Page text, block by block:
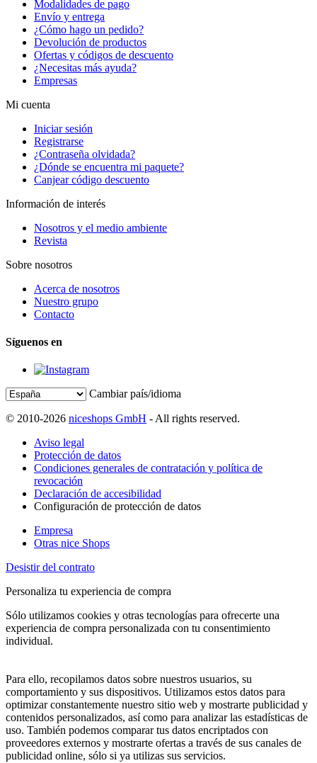
Modalidades de pago
Envío y entrega
¿Cómo hago un pedido?
Devolución de productos
Ofertas y códigos de descuento
¿Necesitas más ayuda?
Empresas
Mi cuenta
Iniciar sesión
Registrarse
¿Contraseña olvidada?
¿Dónde se encuentra mi paquete?
Canjear código descuento
Información de interés
Nosotros y el medio ambiente
Revista
Sobre nosotros
Acerca de nosotros
Nuestro grupo
Contacto
Síguenos en
Cambiar país/idioma
© 2010-2026 niceshops GmbH - All rights reserved.
Aviso legal
Protección de datos
Condiciones generales de contratación y política de
revocación
Declaración de accesibilidad
Configuración de protección de datos
Empresa
Otras nice Shops
Desistir del contrato
Personaliza tu experiencia de compra
Sólo utilizamos cookies y otras tecnologías para ofrecerte una
experiencia de compra personalizada con tu consentimiento
individual.
Para ello, recopilamos datos sobre nuestros usuarios, su
comportamiento y sus dispositivos. Utilizamos estos datos para
optimizar constantemente nuestro sitio web y mostrarte publicidad y
contenidos personalizados, así como para analizar las estadísticas de
uso. También podemos comparar tus datos encriptados con
proveedores externos y mostrarte ofertas a través de sus canales de
publicidad online, sólo si ya utilizas sus servicios.